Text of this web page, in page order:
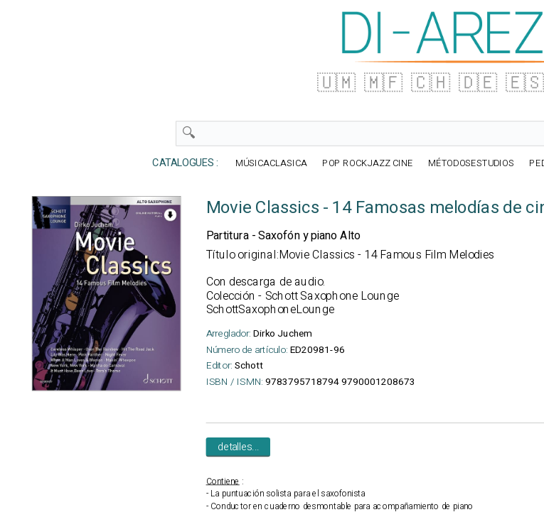
🇺🇲 🇲🇫 🇨🇭 🇩🇪 🇪🇸
CATALOGUES : MÚSICACLASICA POP ROCKJAZZ CINE MÉTODOSESTUDIOS
Movie Classics - 14 Famosas melodías de
Partitura - Saxofón y piano Alto
Título original:Movie Classics - 14 Famous Film Melodies
Con descarga de audio.
Colección - Schott Saxophone Lounge
SchottSaxophoneLounge
Arreglador: Dirko Juchem
Número de artículo: ED20981-96
Editor: Schott
ISBN / ISMN: 9783795718794 9790001208673
detalles...
Contiene :
- La puntuación solista para el saxofonista
- Conductor en cuaderno desmontable para acompañamiento de piano